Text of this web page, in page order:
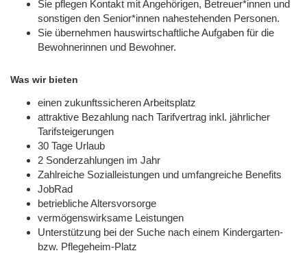
Sie pflegen Kontakt mit Angehörigen, Betreuer*innen und
sonstigen den Senior*innen nahestehenden Personen.
Sie übernehmen hauswirtschaftliche Aufgaben für die
Bewohnerinnen und Bewohner.
Was wir bieten
einen zukunftssicheren Arbeitsplatz
attraktive Bezahlung nach Tarifvertrag inkl. jährlicher
Tarifsteigerungen
30 Tage Urlaub
2 Sonderzahlungen im Jahr
Zahlreiche Sozialleistungen und umfangreiche Benefits
JobRad
betriebliche Altersvorsorge
vermögenswirksame Leistungen
Unterstützung bei der Suche nach einem Kindergarten-
bzw. Pflegeheim-Platz